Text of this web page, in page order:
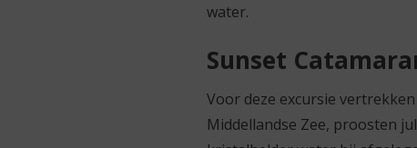
water.
Sunset
Voor deze excursie
Middellandse Zee, proosten